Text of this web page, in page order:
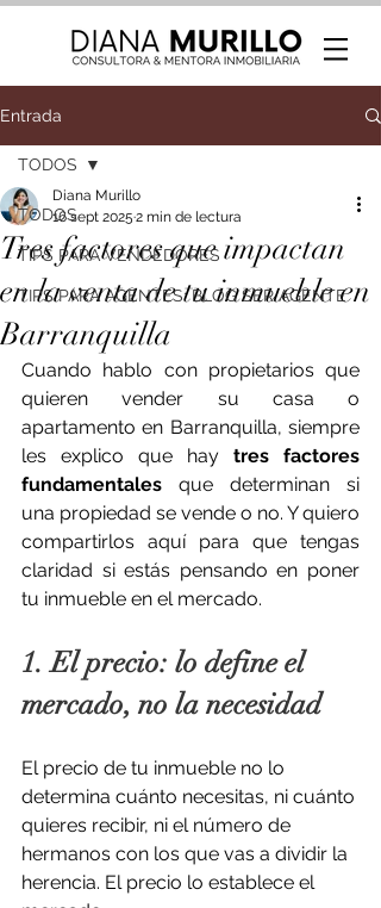
Entrada
TODOS
TIPS PARA VENDEDORES
TIPS PARA AGENTES: BLOG SER AGENTE
TODOS
Tres factores que impactan
en la venta de tu inmueble en
Barranquilla
Diana Murillo
16 sept 2025 2 min de lectura
Cuando hablo con propietarios que
quieren vender su casa o
apartamento en Barranquilla, siempre
les explico que hay tres factores
fundamentales que determinan si
una propiedad se vende o no. Y quiero
compartirlos aquí para que tengas
claridad si estás pensando en poner
tu inmueble en el mercado.
1. El precio: lo define el
mercado, no la necesidad
El precio de tu inmueble no lo
determina cuánto necesitas, ni cuánto
quieres recibir, ni el número de
hermanos con los que vas a dividir la
herencia. El precio lo establece el